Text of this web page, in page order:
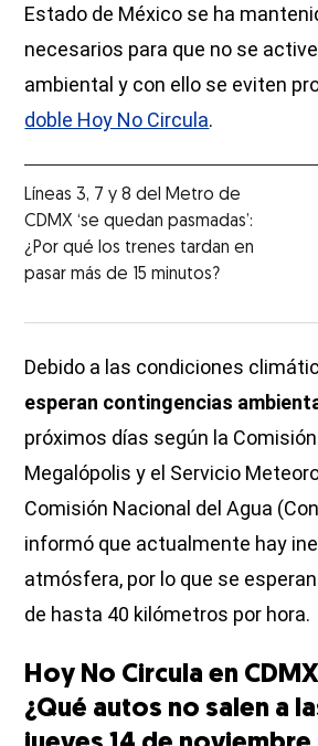
Estado de México se ha
necesarios para que no se
ambiental y con ello se eviten
doble Hoy No Circula.
Líneas 3, 7 y 8 del Metro de
CDMX ‘se quedan pasmadas’:
¿Por qué los trenes tardan en
pasar más de 15 minutos?
Debido a las condiciones
esperan contingencias
próximos días según la
Megalópolis y el Servicio
Comisión Nacional del Agua
informó que actualmente hay
atmósfera, por lo que se
de hasta 40 kilómetros por hora.
Hoy No Circula en
¿Qué autos no salen a